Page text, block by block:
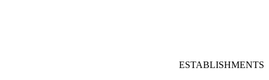
ESTABLISHMENTS